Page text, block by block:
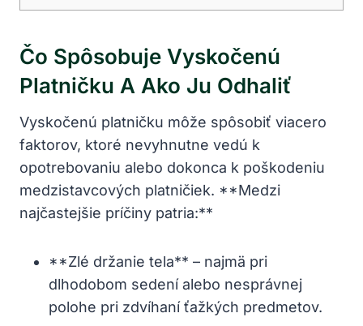
Čo ‌spôsobuje⁢ Vyskočenú
Platničku A Ako Ju Odhaliť
Vyskočenú platničku môže⁤ spôsobiť viacero
⁣faktorov, ktoré nevyhnutne vedú k
opotrebovaniu alebo dokonca k poškodeniu
medzistavcových platničiek. ⁤**Medzi
najčastejšie príčiny‌ patria:**
**Zlé držanie tela** ⁣– najmä pri
dlhodobom sedení alebo nesprávnej
polohe⁢ pri zdvíhaní ťažkých predmetov.